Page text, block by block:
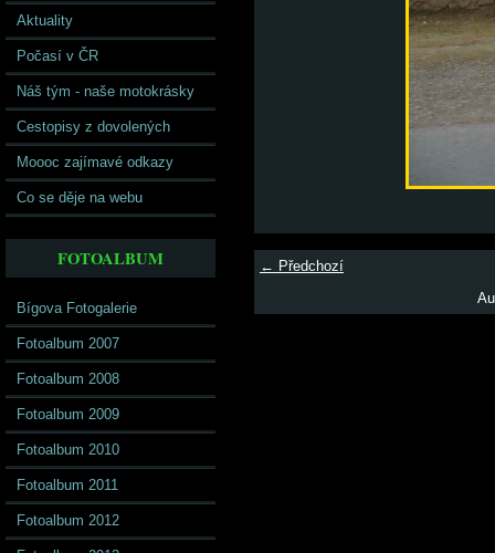
Aktuality
Počasí v ČR
Náš tým - naše motokrásky
Cestopisy z dovolených
Moooc zajímavé odkazy
Co se děje na webu
FOTOALBUM
Bígova Fotogalerie
Fotoalbum 2007
Fotoalbum 2008
Fotoalbum 2009
Fotoalbum 2010
Fotoalbum 2011
Fotoalbum 2012
← Předchozí